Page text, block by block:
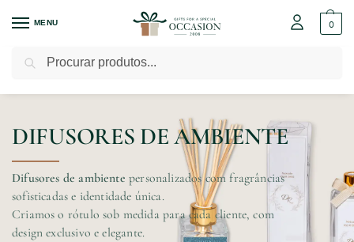
MENU 0
DIFUSORES DE AMBIENTE
Difusores de ambiente personalizados com fragrâncias
sofisticadas e identidade única.
Criamos o rótulo sob medida para cada cliente, com
design exclusivo e elegante.